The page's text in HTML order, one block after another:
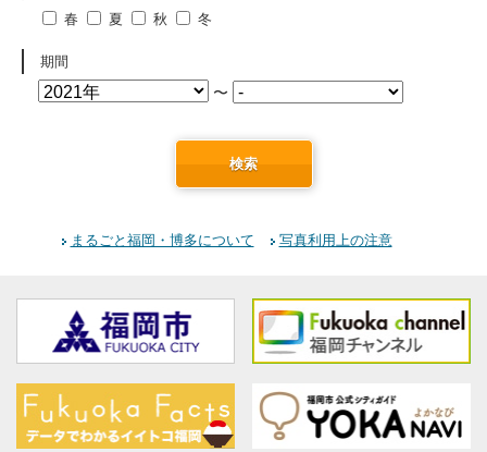
春
夏 秋 冬
期間
〜
検索
まるごと福岡・博多について 写真利用上の注意